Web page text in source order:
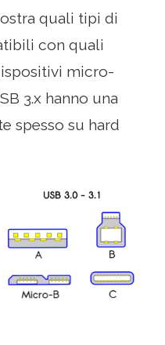
quali tipi di
con quali
micro-
3.x hanno una
spesso su hard